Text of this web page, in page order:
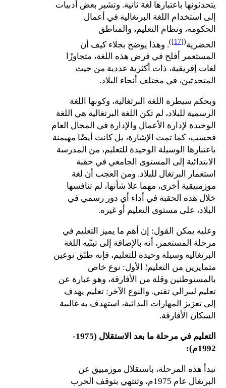
يتحدثونها باعتبارها لغة ثانية. وتشير بعض أدبيات
إلى استخدام اللغة البرتغالية في أعمال
الحكومة، ونظام التعليم، والمناطق
الحضرية(
[17]
). وهذا يوضح بجلاء كيف أن
المستعمر أفلح في فرض هذه اللغة، متجاوزًا
لغات إفريقية، ذات أكثرية عددية من حيث
المتحدثين، في مختلف أنحاء البلاد.
وبحكم سيطرة اللغة البرتغالية، وكونها اللغة
الرسمية للبلاد، لم تكن اللغة البرتغالية هي اللغة
الوحيدة لإدارة الأعمال والإدارة في المجال العام
فحسب، كما تمت الإشارة، بل كانت أيضًا مهيمنة
باعتبارها الوسيلة الوحيدة للتعليم، من المدرسة
الابتدائية إلى المستوى الجامعي في حقبة
استعمار البرتغال للبلاد. ومن العجب أن لغة
موزمبيقية أخرى، مهما علا شأنها، لم تنافسها
خلال هذه الحقبة في أداء أي دور رسمي في
البلاد، على مستوى التعليم أو غيره.
وعليه يمكن القول: إن أهم ما يميز التعليم في
مرحلة المستعمر، أنه بالإضافة إلى تبنّيه اللغة
البرتغالية وسيلة وحيدة للتعليم، فإنه طبّق نوعين
متمايزين من التعليم؛ الأول: نوع خاص
بالمستوطنين وقلة من الأفارقة، وهو عبارة عن
تعليم ليبرالي تقني. والنوع الآخر: تعليم يهدف
إلى تعزيز المهارات البدائية، استهدف به غالبية
السكان الأفارقة.
التعليم في مرحلة ما بعد الاستقلال (1975-
1992م)
:
تبدأ هذه المرحلة، باستقلال موزمبيق عن
البرتغال عام 1975م، وتنتهي بتوقف الحرب